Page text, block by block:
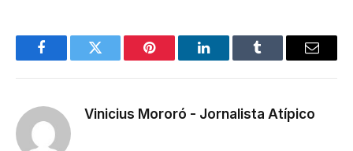
FacebookTwitter Pinterest LinkedInTumblr
E-
Vinicius Mororó - Jornalista Atípico